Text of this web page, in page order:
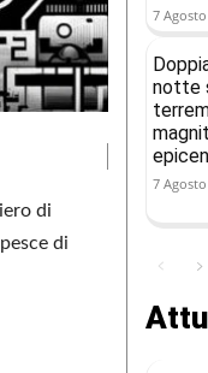
di
di
7
notte
7